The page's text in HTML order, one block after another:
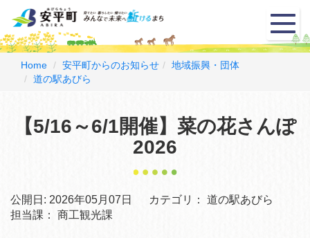
メ
ニ
ュ
Home 安平町からのお知らせ
地域振興・団体
道の駅あびら
【5/16～6/1開催】菜の花さんぽ
2026
公開日: 2026年05月07日 カテゴリ：
道の駅あびら
担当課：
商工観光課